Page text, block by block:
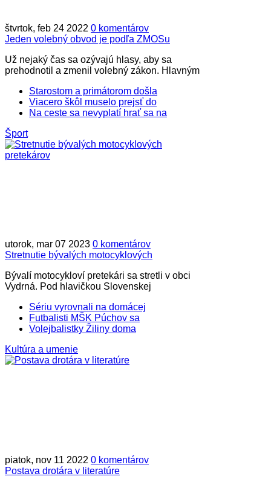
štvrtok, feb 24 2022 0 komentárov
Jeden volebný obvod je podľa ZMOSu
Už nejaký čas sa ozývajú hlasy, aby sa
prehodnotil a zmenil volebný zákon. Hlavným
Starostom a primátorom došla
Viacero škôl muselo prejsť do
Na ceste sa nevyplatí hrať sa na
Šport
utorok, mar 07 2023 0 komentárov
Stretnutie bývalých motocyklových
Bývalí motocykloví pretekári sa stretli v obci
Vydrná. Pod hlavičkou Slovenskej
Sériu vyrovnali na domácej
Futbalisti MŠK Púchov sa
Volejbalistky Žiliny doma
Kultúra a umenie
piatok, nov 11 2022 0 komentárov
Postava drotára v literatúre